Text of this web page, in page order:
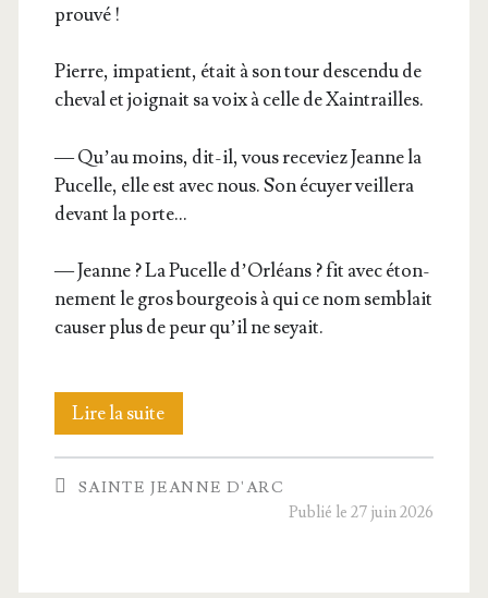
prouvé !
Pierre, impa­tient, était à son tour des­cen­du de
che­val et joi­gnait sa voix à celle de Xaintrailles.
— Qu’au moins, dit-il, vous rece­viez Jeanne la
Pucelle, elle est avec nous. Son écuyer veille­ra
devant la porte…
— Jeanne ? La Pucelle d’Or­léans ? fit avec éton­
ne­ment le gros bour­geois à qui ce nom sem­blait
cau­ser plus de peur qu’il ne seyait.
Lire la suiteLe
logeur
de
SAINTE JEANNE D'ARC
Publié le 27 juin 2026